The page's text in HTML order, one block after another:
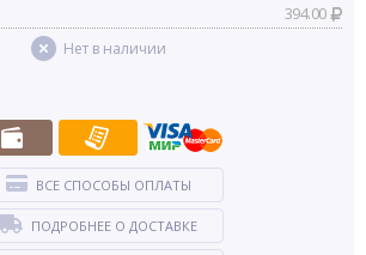
394.00
Нет в наличии
ВСЕ СПОСОБЫ ОПЛАТЫ
ПОДРОБНЕЕ О ДОСТАВКЕ